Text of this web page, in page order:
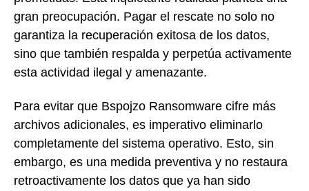
gran preocupación. Pagar el rescate no solo no
garantiza la recuperación exitosa de los datos,
sino que también respalda y perpetúa activamente
esta actividad ilegal y amenazante.
Para evitar que Bspojzo Ransomware cifre más
archivos adicionales, es imperativo eliminarlo
completamente del sistema operativo. Esto, sin
embargo, es una medida preventiva y no restaura
retroactivamente los datos que ya han sido